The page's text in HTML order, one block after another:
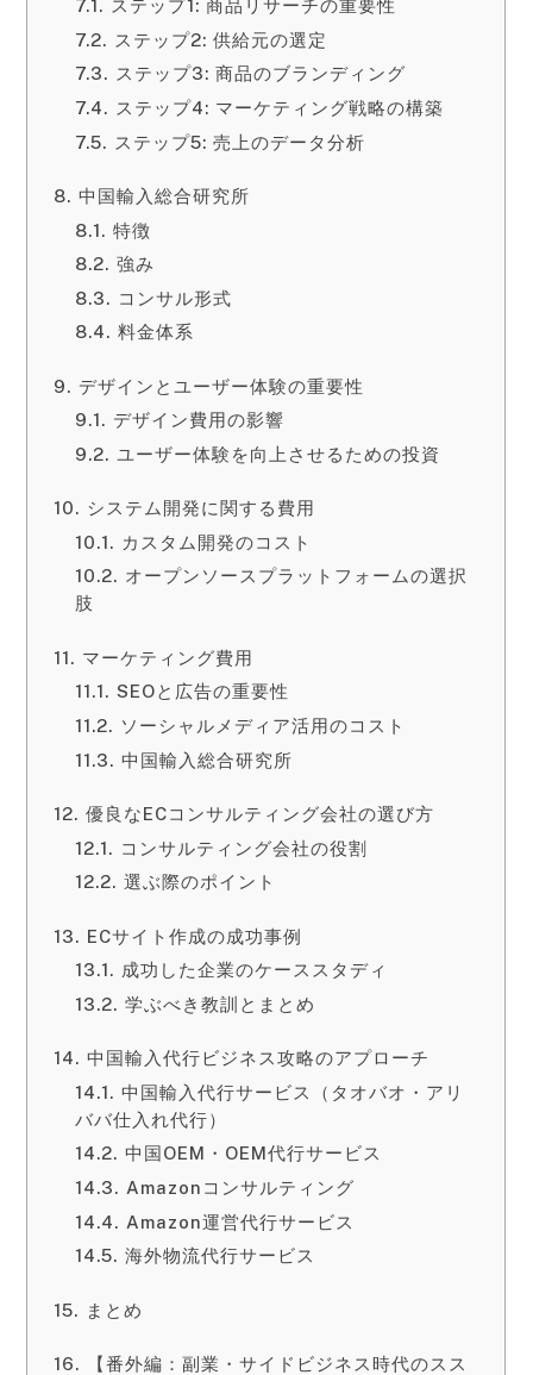
ステップ1: 商品リサーチの重要性
ステップ2: 供給元の選定
ステップ3: 商品のブランディング
ステップ4: マーケティング戦略の構築
ステップ5: 売上のデータ分析
中国輸入総合研究所
特徴
強み
コンサル形式
料金体系
デザインとユーザー体験の重要性
デザイン費用の影響
ユーザー体験を向上させるための投資
システム開発に関する費用
カスタム開発のコスト
オープンソースプラットフォームの選択
肢
マーケティング費用
SEOと広告の重要性
ソーシャルメディア活用のコスト
中国輸入総合研究所
優良なECコンサルティング会社の選び方
コンサルティング会社の役割
選ぶ際のポイント
ECサイト作成の成功事例
成功した企業のケーススタディ
学ぶべき教訓とまとめ
中国輸入代行ビジネス攻略のアプローチ
中国輸入代行サービス（タオバオ・アリ
ババ仕入れ代行）
中国OEM・OEM代行サービス
Amazonコンサルティング
Amazon運営代行サービス
海外物流代行サービス
まとめ
【番外編：副業・サイドビジネス時代のスス